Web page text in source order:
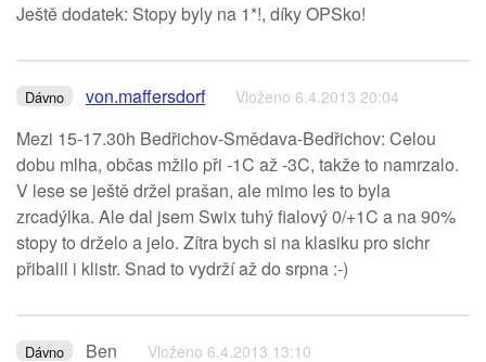
Ještě dodatek: Stopy byly na 1*!, díky OPSko!
Dávno von.maffersdorf Vloženo 6.4.2013 20:04
Mezi 15-17.30h Bedřichov-Smědava-Bedřichov: Celou
dobu mlha, občas mžilo při -1C až -3C, takže to namrzalo.
V lese se ještě držel prašan, ale mimo les to byla
zrcadýlka. Ale dal jsem Swix tuhý fialový 0/+1C a na 90%
stopy to drželo a jelo. Zítra bych si na klasiku pro sichr
přibalil i klistr. Snad to vydrží až do srpna :-)
Dávno Ben Vloženo 6.4.2013 13:10